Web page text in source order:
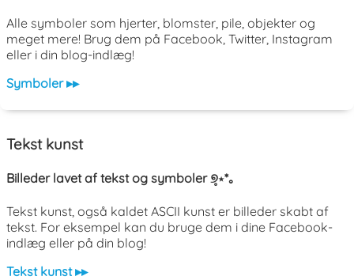
Alle symboler som hjerter, blomster, pile, objekter og
meget mere! Brug dem på Facebook, Twitter, Instagram
eller i din blog-indlæg!
Symboler ▸▸
Tekst kunst
Billeder lavet af tekst og symboler ୭̥⋆*｡
Tekst kunst, også kaldet ASCII kunst er billeder skabt af
tekst. For eksempel kan du bruge dem i dine Facebook-
indlæg eller på din blog!
Tekst kunst ▸▸